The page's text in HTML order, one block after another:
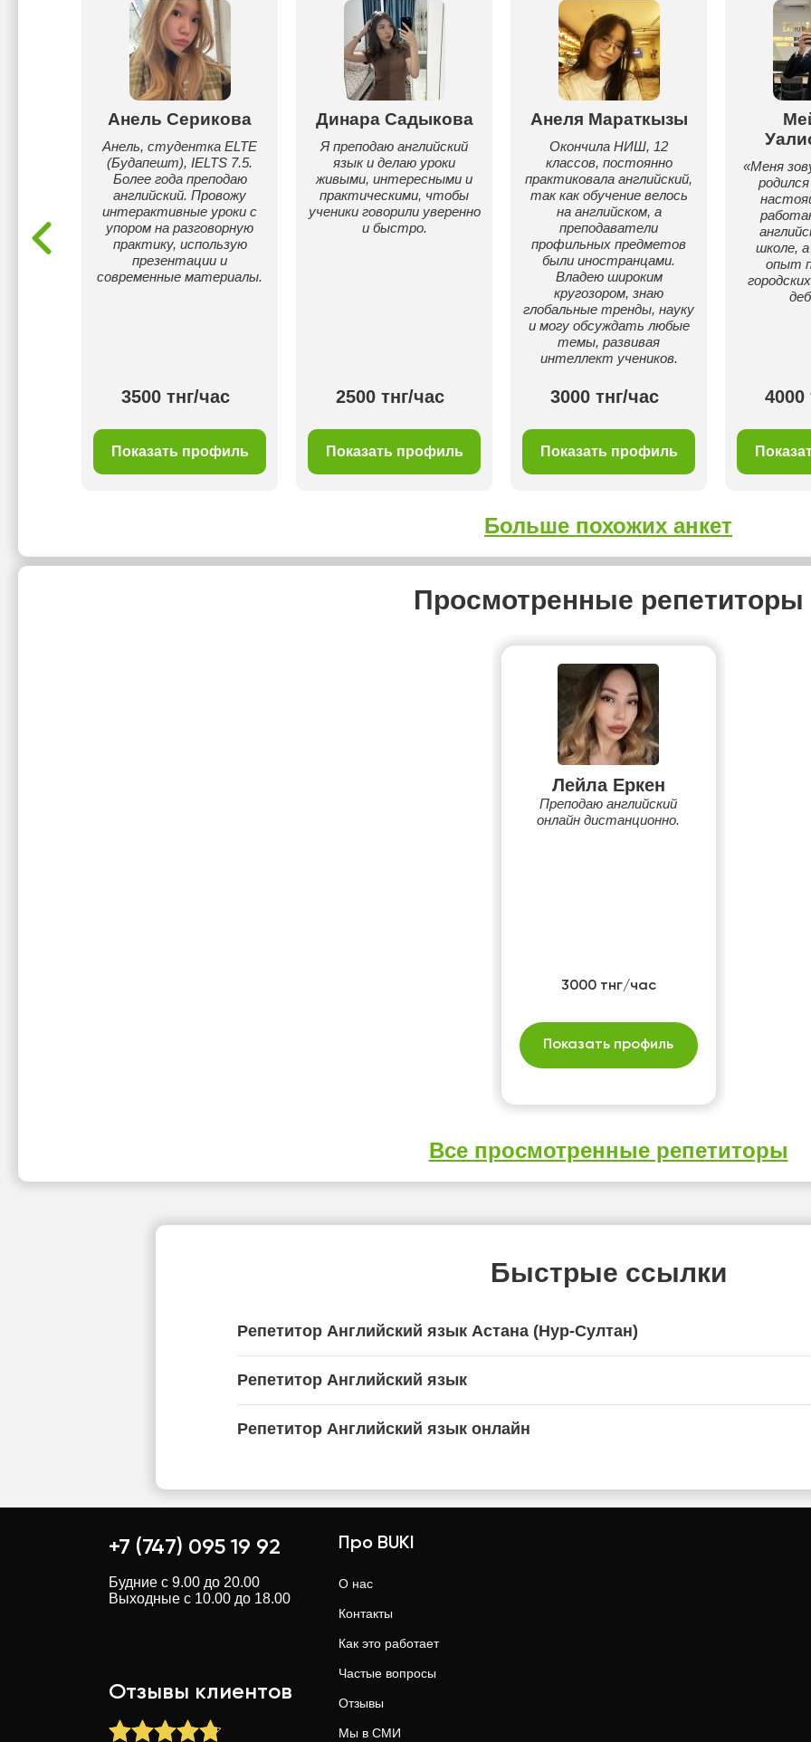
Анель Серикова
Анель, студентка ELTE
(Будапешт), IELTS 7.5.
Более года преподаю
английский. Провожу
интерактивные уроки с
упором на разговорную
практику, использую
презентации и
современные материалы.
3500 тнг/час
Показать профиль
Динара Садыкова
Я преподаю английский
язык и делаю уроки
живыми, интересными и
практическими, чтобы
ученики говорили уверенно
и быстро.
2500 тнг/час
Показать профиль
Анеля Мараткызы
Окончила НИШ, 12
классов, постоянно
практиковала английский,
так как обучение велось
на английском, а
преподаватели
профильных предметов
были иностранцами.
Владею широким
кругозором, знаю
глобальные тренды, науку
и могу обсуждать любые
темы, развивая
интеллект учеников.
3000 тнг/час
Показать профиль
«Меня
школе,
опыт
4000
Больше похожих анкет
Просмотренные репетиторы
Лейла Еркен
Преподаю английский
онлайн дистанционно.
3000 тнг/час
Показать профиль
Все просмотренные репетиторы
Быстрые ссылки
Репетитор Английский язык Астана (Нур-Султан)
Репетитор Английский язык
Репетитор Английский язык онлайн
+7 (747) 095 19 92
Будние с 9.00 до 20.00
Выходные с 10.00 до 18.00
Отзывы клиентов
Про BUKI
О нас
Контакты
Как это работает
Частые вопросы
Отзывы
Мы в СМИ